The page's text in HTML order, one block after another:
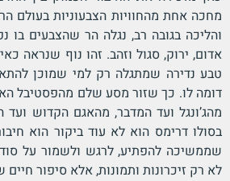
מחכה אחת מהחוויות הצבעוניות בעולם
והליכה בגובה רב, נגלה הר שהצבעים בו
אדום, ירוק, סגול וזהב. זהו נוף שנראה
טבע נדירה שמתגלה רק למי שמוכן
דומה לו. כך שזור מסע שלם מהפסטיבל
מהג’ונגל ועד המדבר, מהאגם הקדוש ועד
בסולו דרימס הוא לא עוד ביקור הוא
שממשיכה להפתיע, לרגש ולשמור על
לא רק זיכרונות ותמונות, אלא סיפור